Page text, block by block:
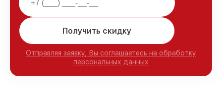
Получить скидку
Отправляя заявку, Вы соглашаетесь на обработку
персональных данных